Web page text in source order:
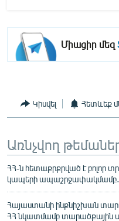
Միացիր մեզ
Կիսվել Հետևեք
Առնչվող
ՀՀ-ն հետաքրքրված է բոլոր
կապերի ապաշրջափակմամբ․
Հայաստանի ինքնիշխան
ՀՀ նկատմամբ տարածքային